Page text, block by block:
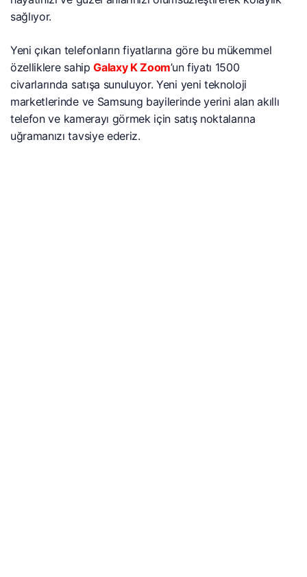
sağlıyor.
Yeni çıkan telefonların fiyatlarına göre bu mükemmel
özelliklere sahipGalaxy K Zoom’un fiyatı 1500
civarlarında satışa sunuluyor. Yeni yeni teknoloji
marketlerinde ve Samsung bayilerinde yerini alan akıllı
telefon ve kamerayı görmek için satış noktalarına
uğramanızı tavsiye ederiz.